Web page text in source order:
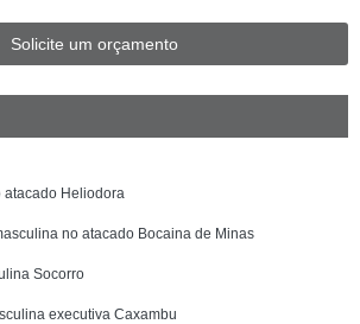
Solicite um orçamento
atacado Heliodora
no atacado Bocaina de Minas
Socorro
executiva Caxambu